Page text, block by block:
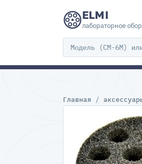
ELMI
лабораторное
Главная /